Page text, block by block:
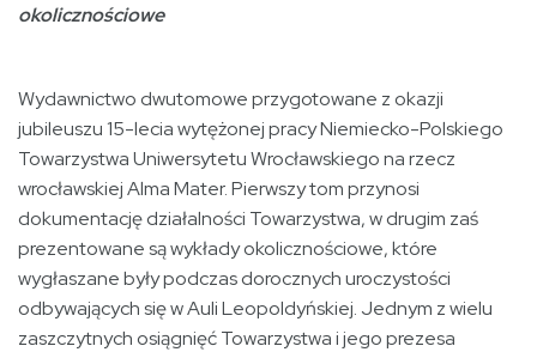
okolicznościowe
Wydawnictwo dwutomowe przygotowane z okazji
jubileuszu 15-lecia wytężonej pracy Niemiecko-Polskiego
Towarzystwa Uniwersytetu Wrocławskiego na rzecz
wrocławskiej Alma Mater. Pierwszy tom przynosi
dokumentację działalności Towarzystwa, w drugim zaś
prezentowane są wykłady okolicznościowe, które
wygłaszane były podczas dorocznych uroczystości
odbywających się w Auli Leopoldyńskiej. Jednym z wielu
zaszczytnych osiągnięć Towarzystwa i jego prezesa